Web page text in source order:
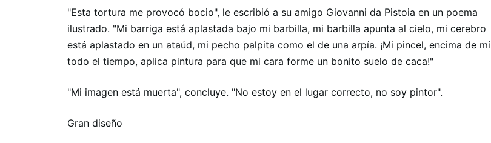
"Esta tortura me provocó bocio", le escribió a su amigo Giovanni da Pistoia en un poema
ilustrado. "Mi barriga está aplastada bajo mi barbilla, mi barbilla apunta al cielo, mi cerebro
está aplastado en un ataúd, mi pecho palpita como el de una arpía. ¡Mi pincel, encima de mí
todo el tiempo, aplica pintura para que mi cara forme un bonito suelo de caca!"
"Mi imagen está muerta", concluye. "No estoy en el lugar correcto, no soy pintor".
Gran diseño